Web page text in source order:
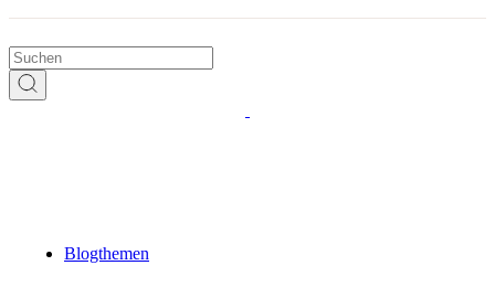
Blogthemen